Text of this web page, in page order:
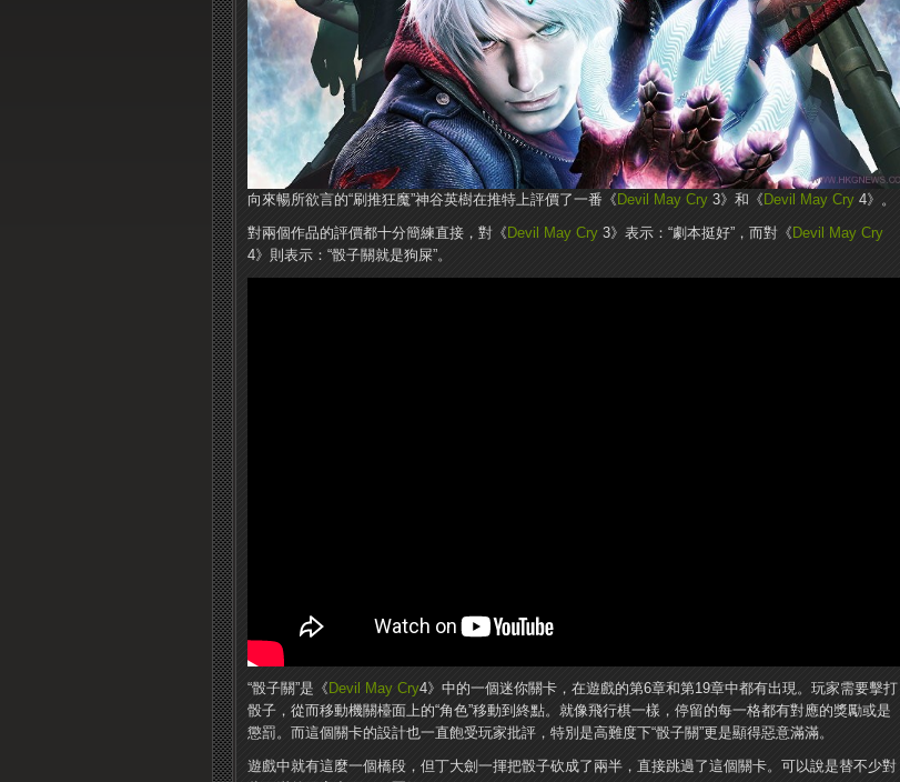
向來暢所欲言的“刷推狂魔”神谷英樹在推特上評價了一番《 Devil May Cry 3》和《 Devil May Cry 4》。
對兩個作品的評價都十分簡練直接，對《 Devil May Cry 3》表示：“劇本挺好”，而對《 Devil May Cry
4》則表示：“骰子關就是狗屎”。
“骰子關”是《 Devil May Cry4》中的一個迷你關卡，在遊戲的第6章和第19章中都有出現。玩家需要擊打
骰子，從而移動機關檯面上的“角色”移動到終點。就像飛行棋一樣，停留的每一格都有對應的獎勵或是
懲罰。而這個關卡的設計也一直飽受玩家批評，特別是高難度下“骰子關”更是顯得惡意滿滿。
遊戲中就有這麼一個橋段，但丁大劍一揮把骰子砍成了兩半，直接跳過了這個關卡。可以說是替不少對